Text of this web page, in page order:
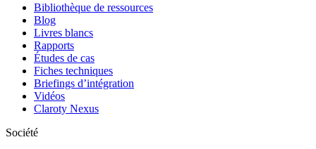
Bibliothèque de ressources
Blog
Livres blancs
Rapports
Études de cas
Fiches techniques
Briefings d’intégration
Vidéos
Claroty Nexus
Société